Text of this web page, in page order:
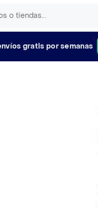
gratis por semanas